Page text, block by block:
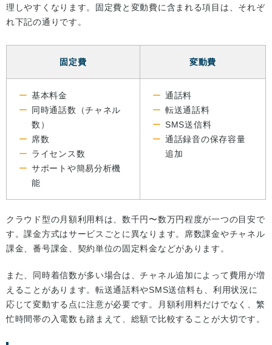
理しやすくなります。固定費と変動費に含まれる項目は、それぞ
れ下記の通りです。
固定費 変動費
基本料金
同時通話数（チャネル
数）
席数
ライセンス数
サポートや簡易分析機
能
通話料
転送通話料
SMS送信料
通話録音の保存容量
追加
クラウド型の月額利用料は、数千円〜数万円程度が一つの目安で
す。課金方式はサービスごとに異なります。席数課金やチャネル
課金、番号課金、契約単位の固定料金などがあります。
また、同時着信数が多い場合は、チャネル追加によって費用が増
えることがあります。転送通話料やSMS送信料も、利用状況に
応じて変動する点に注意が必要です。月額利用料だけでなく、繁
忙時間帯の入電数も踏まえて、総額で比較することが大切です。